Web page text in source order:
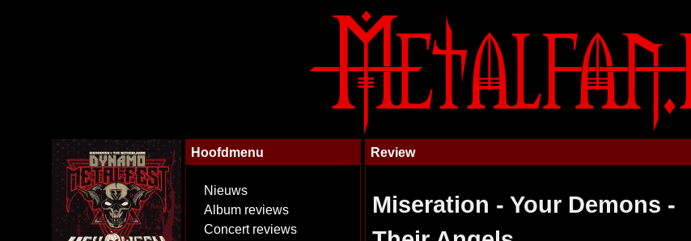
Hoofdmenu
Nieuws
Album reviews
Concert reviews
Review
Miseration - Your Demons -